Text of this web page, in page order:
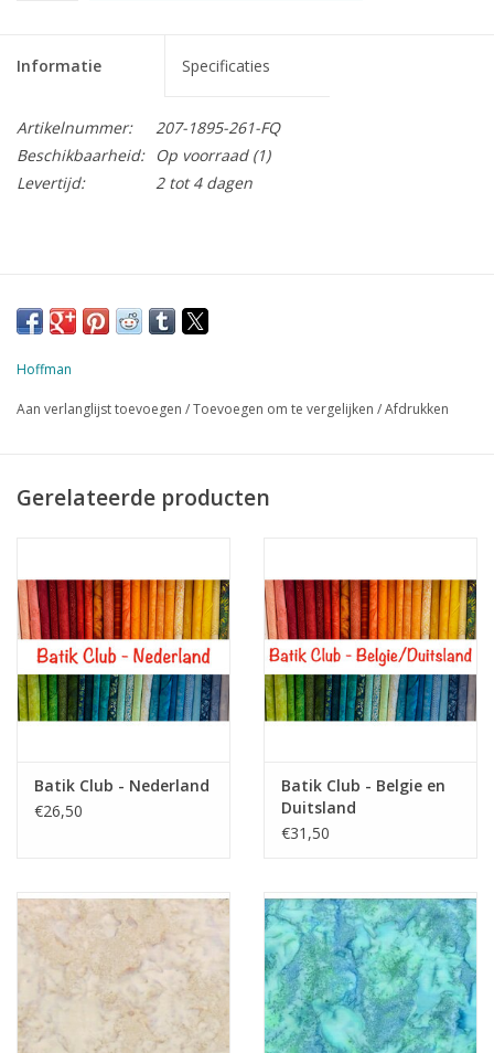
Informatie Specificaties
Artikelnummer:
207-1895-261-FQ
Beschikbaarheid:
Op voorraad(1)
Levertijd:
2 tot 4 dagen
Hoffman
Aan verlanglijst toevoegen /Toevoegen om te vergelijken /Afdrukken
Gerelateerde producten
Batik Club - Nederland
€26,50
Batik Club - Belgie en
Duitsland
€31,50